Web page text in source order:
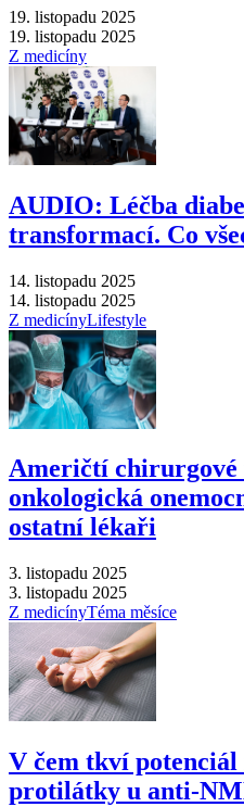
19. listopadu 2025
19. listopadu 2025
Z medicíny
AUDIO: Léčba
transformací. Co
14. listopadu 2025
14. listopadu 2025
Z medicínyLifestyle
Američtí
onkologická
ostatní lékaři
3. listopadu 2025
3. listopadu 2025
Z medicínyTéma měsíce
V čem tkví
protilátky u anti-